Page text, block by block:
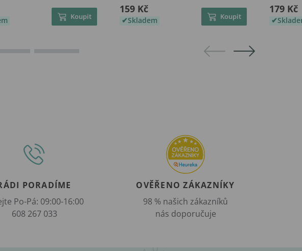
Koupit
159 Kč
Skladem Koupit
179 Kč
PORADÍME
Po-Pá: 09:00-16:00
608 267 033
OVĚŘENO ZÁKAZNÍKY
98 % našich zákazníků
nás doporučuje